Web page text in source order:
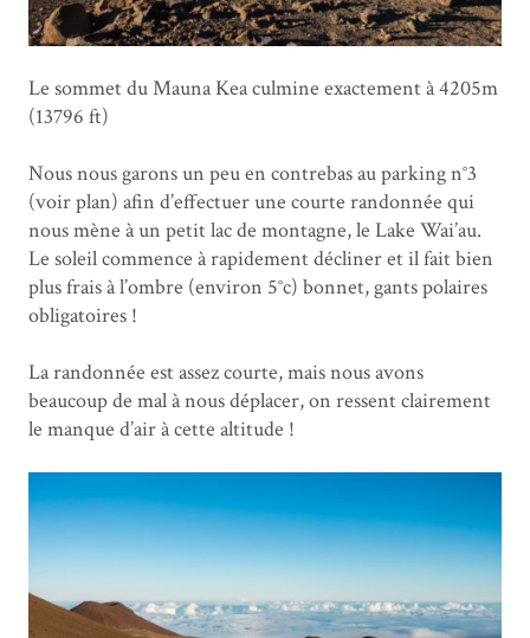
Le sommet du Mauna Kea culmine exactement à 4205m
(13796 ft)
Nous nous garons un peu en contrebas au parking n°3
(voir plan) afin d’effectuer une courte randonnée qui
nous mène à un petit lac de montagne, le Lake Wai’au.
Le soleil commence à rapidement décliner et il fait bien
plus frais à l’ombre (environ 5°c) bonnet, gants polaires
obligatoires !
La randonnée est assez courte, mais nous avons
beaucoup de mal à nous déplacer, on ressent clairement
le manque d’air à cette altitude !